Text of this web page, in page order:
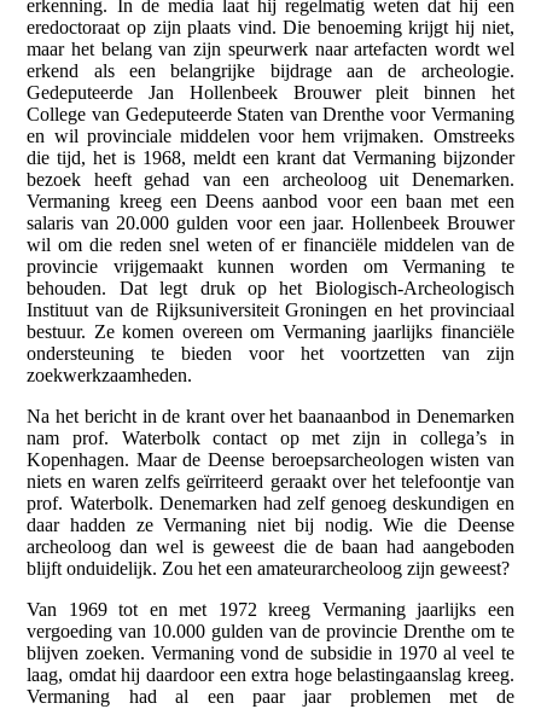
erkenning. In de media laat hij regelmatig weten dat hij een
eredoctoraat op zijn plaats vind. Die benoeming krijgt hij niet,
maar het belang van zijn speurwerk naar artefacten wordt wel
erkend als een belangrijke bijdrage aan de archeologie.
Gedeputeerde Jan Hollenbeek Brouwer pleit binnen het
College van Gedeputeerde Staten van Drenthe voor Vermaning
en wil provinciale middelen voor hem vrijmaken. Omstreeks
die tijd, het is 1968, meldt een krant dat Vermaning bijzonder
bezoek heeft gehad van een archeoloog uit Denemarken.
Vermaning kreeg een Deens aanbod voor een baan met een
salaris van 20.000 gulden voor een jaar. Hollenbeek Brouwer
wil om die reden snel weten of er financiële middelen van de
provincie vrijgemaakt kunnen worden om Vermaning te
behouden. Dat legt druk op het Biologisch-Archeologisch
Instituut van de Rijksuniversiteit Groningen en het provinciaal
bestuur. Ze komen overeen om Vermaning jaarlijks financiële
ondersteuning te bieden voor het voortzetten van zijn
zoekwerkzaamheden.
Na het bericht in de krant over het baanaanbod in Denemarken
nam prof. Waterbolk contact op met zijn in collega’s in
Kopenhagen. Maar de Deense beroepsarcheologen wisten van
niets en waren zelfs geïrriteerd geraakt over het telefoontje van
prof. Waterbolk. Denemarken had zelf genoeg deskundigen en
daar hadden ze Vermaning niet bij nodig. Wie die Deense
archeoloog dan wel is geweest die de baan had aangeboden
blijft onduidelijk. Zou het een amateurarcheoloog zijn geweest?
Van 1969 tot en met 1972 kreeg Vermaning jaarlijks een
vergoeding van 10.000 gulden van de provincie Drenthe om te
blijven zoeken. Vermaning vond de subsidie in 1970 al veel te
laag, omdat hij daardoor een extra hoge belastingaanslag kreeg.
Vermaning had al een paar jaar problemen met de